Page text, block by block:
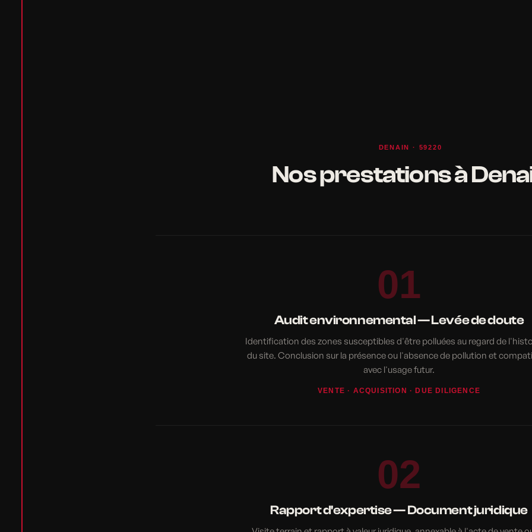
DENAIN · 59220
Nos prestations à
01
Audit environnemental — Levée de doute
Identification des zones susceptibles d'être polluées au regard de
du site. Conclusion sur la présence ou l'absence de pollution et
avec l'usage futur.
VENTE · ACQUISITION · DUE DILIGENCE
02
Rapport d'expertise — Document juridique